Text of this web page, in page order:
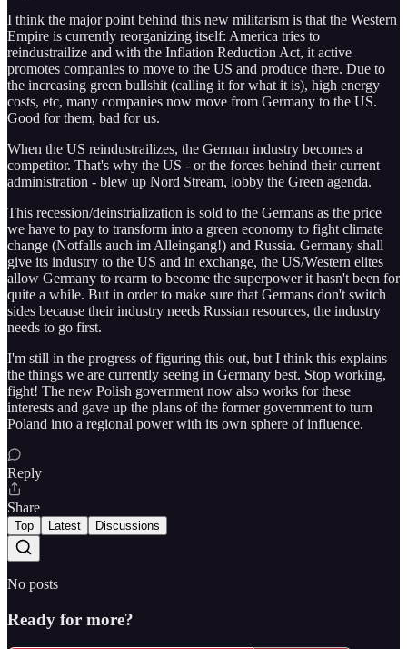
I think the major point behind this new militarism is that the Western
Empire is currently reorganizing itself: America tries to
reindustrailize and with the Inflation Reduction Act, it active
promotes companies to move to the US and produce there. Due to
the increasing green bullshit (calling it for what it is), high energy
costs, etc, many companies now move from Germany to the US.
Good for them, bad for us.
When the US reindustrailizes, the German industry becomes a
competitor. That's why the US - or the forces behind their current
administration - blew up Nord Stream, lobby the Green agenda.
This recession/deinstrialization is sold to the Germans as the price
we have to pay to transform into a green economy to fight climate
change (Notfalls auch im Alleingang!) and Russia. Germany shall
give its industry to the US and in exchange, the US/Western elites
allow Germany to rearm to become the superpower it hasn't been for
quite a while. But in order to make sure that Germans don't switch
sides because their industry needs Russian resources, the industry
needs to go first.
I'm still in the progress of figuring this out, but I think this explains
the things we are currently seeing in Germany best. Stop working,
fight! The new Polish government now also works for these
interests and gave up the plans of the former government to turn
Poland into a regional power with its own sphere of influence.
Reply
Share
Top Latest Discussions
No posts
Ready for more?